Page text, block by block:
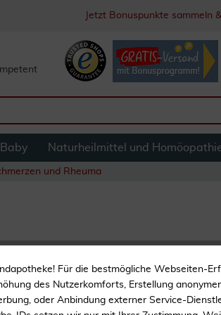
Jetzt Bonuspunkte sammeln
Naturheilmittel und
und Rheuma
Salusan Ortho
Für die bestmögliche Webseiten-
des Nutzerkomforts, Erstellung
oder Anbindung externer Service-